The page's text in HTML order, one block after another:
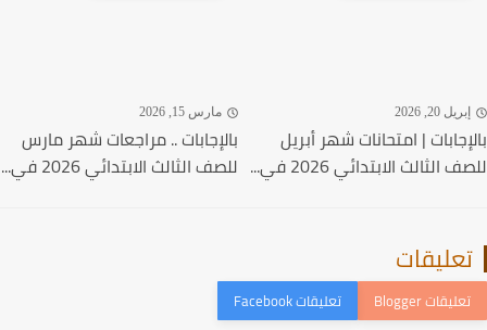
20, 2026
| امتحانات شهر أبريل
الابتدائي 2026 في...
مارس 15, 2026
بالإجابات .. مراجعات شهر مارس
للصف الثالث الابتدائي 2026 في...